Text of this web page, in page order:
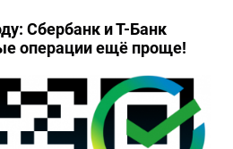
Сбербанк и Т-Банк
операции ещё проще!